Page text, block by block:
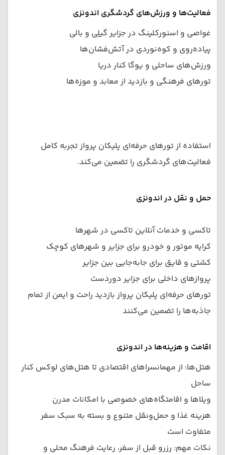
فعالیت‌ها و ورزش‌های گردشگری اندونزی
غواصی و اسنورکلینگ در جزایر گیلِی و بالی
پیاده‌روی و کوه‌نوردی در آتش‌فشان‌ها
ورزش‌های ساحلی و یوگا کنار دریا
تورهای فرهنگی و بازدید از معابد و موزه‌ها
استفاده از تورهای حرفه‌ای پلیکان پرواز تجربه کامل
فعالیت‌های گردشگری را تضمین می‌کند.
حمل و نقل در اندونزی
تاکسی و خدمات آنلاین تاکسی در شهرها
کرایه موتور و خودرو برای جزایر و شهرهای کوچک
کشتی و قایق برای جابه‌جایی بین جزایر
پروازهای داخلی برای جزایر دوردست
تورهای حرفه‌ای پلیکان پرواز بازدید راحت و ایمن از تمام
جاذبه‌ها را تضمین می‌کنند
اقامت و هزینه‌ها در اندونزی
هتل‌ها: از مهمانسراهای اقتصادی تا هتل‌های لوکس کنار
ساحل
ویلاها و اقامتگاه‌های خصوصی با امکانات مدرن
هزینه غذا و حمل‌ونقل متنوع و بسته به سبک سفر
متفاوت است
نکات مهم: رزرو قبل از سفر، رعایت فرهنگ محلی و